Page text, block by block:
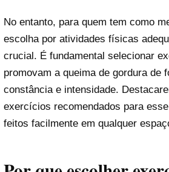
No entanto, para quem tem como
escolha por atividades físicas
crucial. É fundamental selecionar
promovam a queima de gordura de
constância e intensidade.
exercícios recomendados para
feitos facilmente em qualquer